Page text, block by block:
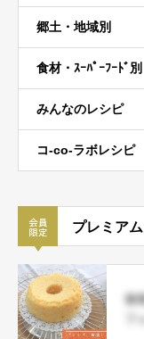
郷土・地域別
食材・ｽｰﾊﾟｰﾌｰﾄﾞ別
みんなのレシピ
コ-co-ラボレシピ
プレミア
食